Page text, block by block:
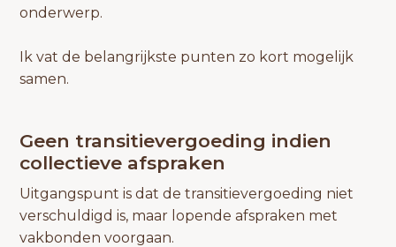
onderwerp.
Ik vat de belangrijkste punten zo kort mogelijk
samen.
Geen transitievergoeding indien
collectieve afspraken
Uitgangspunt is dat de transitievergoeding niet
verschuldigd is, maar lopende afspraken met
vakbonden voorgaan.